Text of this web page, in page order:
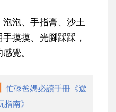
泡、手指膏、沙土
摸摸、光腳踩踩，
覺。
忙碌爸媽必讀手冊《遊
南》